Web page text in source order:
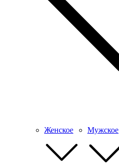
Женское Мужское